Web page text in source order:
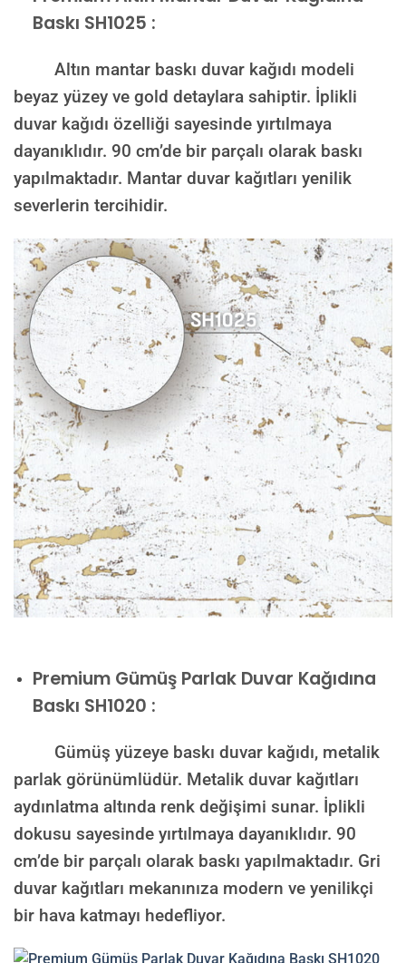
Baskı SH1025 :
Altın mantar baskı duvar kağıdı modeli
beyaz yüzey ve gold detaylara sahiptir. İplikli
duvar kağıdı özelliği sayesinde yırtılmaya
dayanıklıdır. 90 cm’de bir parçalı olarak baskı
yapılmaktadır. Mantar duvar kağıtları yenilik
severlerin tercihidir.
Premium Gümüş Parlak Duvar Kağıdına
Baskı SH1020 :
Gümüş yüzeye baskı duvar kağıdı, metalik
parlak görünümlüdür. Metalik duvar kağıtları
aydınlatma altında renk değişimi sunar. İplikli
dokusu sayesinde yırtılmaya dayanıklıdır. 90
cm’de bir parçalı olarak baskı yapılmaktadır. Gri
duvar kağıtları mekanınıza modern ve yenilikçi
bir hava katmayı hedefliyor.